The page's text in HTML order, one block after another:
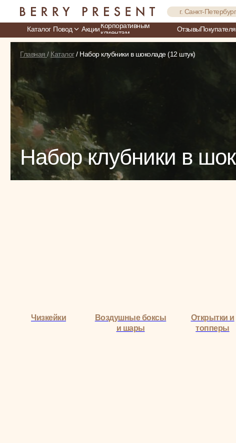
г. Санкт-Петербург
Каталог Повод АкцииКорпоративным
клиентам
Отзывы
Набор клубники в
Главная / Каталог/ Набор клубники в шоколаде (12 штук)
Чизкейки
Воздушные боксы
и шары
Открытки и
топперы